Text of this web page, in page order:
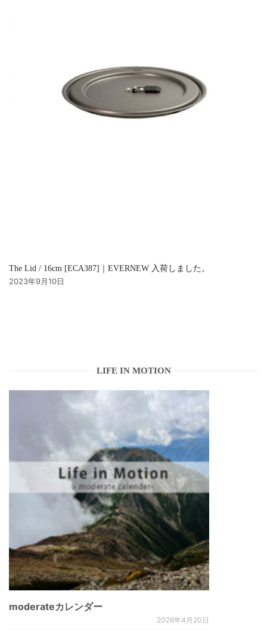
The Lid / 16cm [ECA387]｜EVERNEW 入荷しました。
2023年9月10日
LIFE IN MOTION
moderateカレンダー
2026年4月20日